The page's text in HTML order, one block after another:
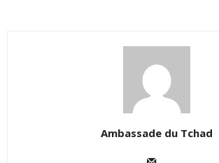
Ambassade du Tchad